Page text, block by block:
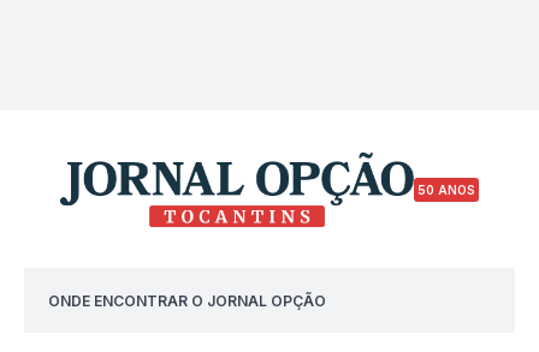
50 ANOS
ONDE ENCONTRAR O JORNAL OPÇÃO